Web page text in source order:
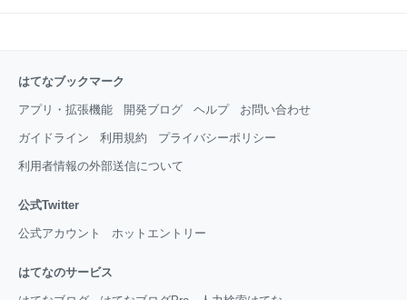
はてなブックマーク
アプリ・拡張機能 開発ブログ ヘルプ お問い合わせ
ガイドライン 利用規約 プライバシーポリシー
利用者情報の外部送信について
公式Twitter
公式アカウント ホットエントリー
はてなのサービス